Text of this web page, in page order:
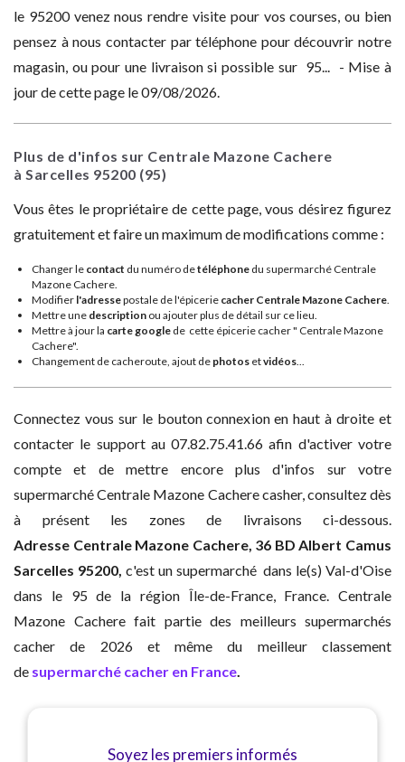
le 95200 venez nous rendre visite pour vos courses, ou bien
pensez à nous contacter par téléphone pour découvrir notre
magasin, ou pour une livraison si possible sur 95... - Mise à
jour de cette page le 09/08/2026.
Plus de d'infos sur Centrale Mazone Cachere
à Sarcelles 95200 (95)
Vous êtes le propriétaire de cette page, vous désirez figurez
gratuitement et faire un maximum de modifications comme :
Changer le contact du numéro detéléphone du supermarché Centrale
Mazone Cachere.
Modifier l'adressepostale de l'épicerie cacher Centrale Mazone Cachere
Mettre une description ou ajouter plus de détail sur ce lieu.
Mettre à jour la carte google de cette épicerie cacher " Centrale Mazone
Cachere".
Changement de cacheroute, ajout de photos etvidéos
Connectez vous sur le bouton connexion en haut à droite et
contacter le support au 07.82.75.41.66 afin d'activer votre
compte et de mettre encore plus d'infos sur votre
supermarché Centrale Mazone Cachere casher, consultez dès
à présent les zones de livraisons ci-dessous.
Adresse Centrale Mazone Cachere, 36 BD Albert Camus
Sarcelles 95200, c'est un supermarché dans le(s) Val-d'Oise
dans le 95 de la région Île-de-France, France. Centrale
Mazone Cachere fait partie des meilleurs supermarchés
cacher de 2026 et même du meilleur classement
de supermarché cacher en France
Soyez les premiers informés